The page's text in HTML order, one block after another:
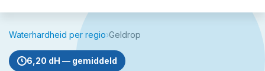
Waterhardheid per regio›Geldrop
6,20 dH — gemiddeld